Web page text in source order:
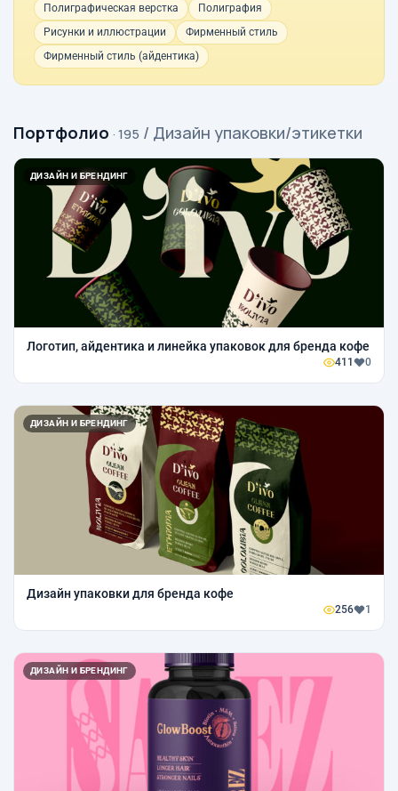
Полиграфическая верстка
Полиграфия
Рисунки и иллюстрации
Фирменный стиль
Фирменный стиль (айдентика)
Портфолио · 195 / Дизайн упаковки/этикетки
ДИЗАЙН И БРЕНДИНГ
Логотип, айдентика и линейка упаковок для бренда кофе
411 0
ДИЗАЙН И БРЕНДИНГ
Дизайн упаковки для бренда кофе
256 1
ДИЗАЙН И БРЕНДИНГ